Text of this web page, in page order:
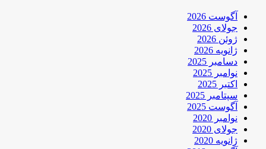
آگوست 2026
جولای 2026
ژوئن 2026
ژانویه 2026
دسامبر 2025
نوامبر 2025
اکتبر 2025
سپتامبر 2025
آگوست 2025
نوامبر 2020
جولای 2020
ژانویه 2020